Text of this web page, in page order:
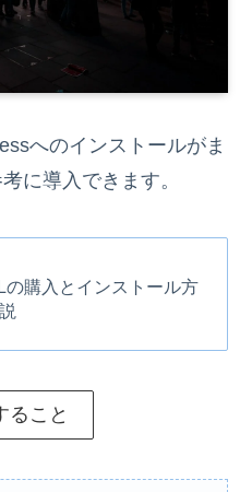
へのインストールがま
に導入できます。
の購入とインストール方
ること